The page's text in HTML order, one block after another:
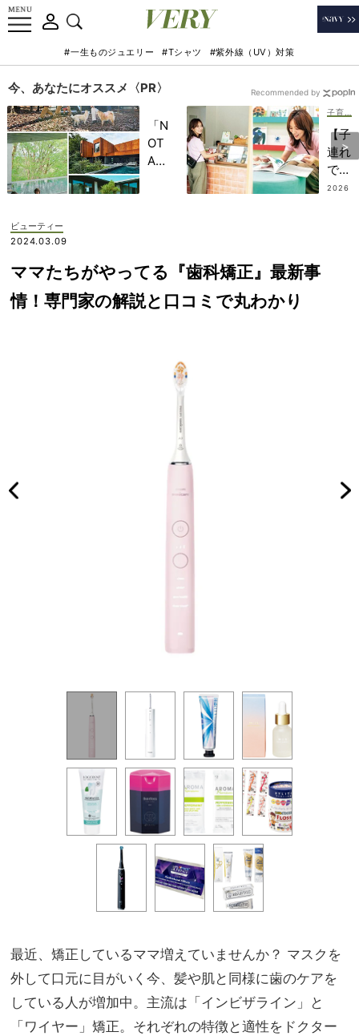
#一生ものジュエリー #Tシャツ #紫外線（UV）対策
今、あなたにオススメ〈PR〉
「N
OT
A
記憶
に一
生残
【子
連れ
で清
澄白
ット
3選
2026
Recommended by
ビューティー
2024.03.09
ママたちがやってる『歯科矯正』最新事
情！専門家の解説と口コミで丸わかり
最近、矯正しているママ増えていませんか？ マスクを
外して口元に目がいく今、髪や肌と同様に歯のケアを
している人が増加中。主流は「インビザライン」と
「ワイヤー」矯正。それぞれの特徴と適性をドクター